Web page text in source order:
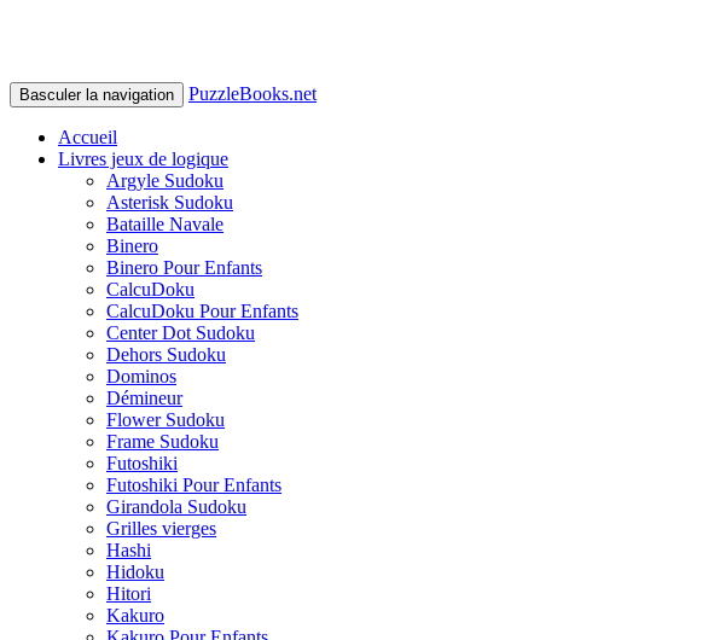
Basculer la navigation PuzzleBooks.net
Accueil
Livres jeux de logique
Argyle Sudoku
Asterisk Sudoku
Bataille Navale
Binero
Binero Pour Enfants
CalcuDoku
CalcuDoku Pour Enfants
Center Dot Sudoku
Dehors Sudoku
Dominos
Démineur
Flower Sudoku
Frame Sudoku
Futoshiki
Futoshiki Pour Enfants
Girandola Sudoku
Grilles vierges
Hashi
Hidoku
Hitori
Kakuro